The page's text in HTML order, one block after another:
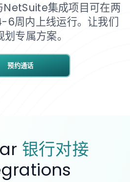
预约通话
NetSuite集成项目可在两
6周内上线运行。让我们
划专属方案。
银行对接